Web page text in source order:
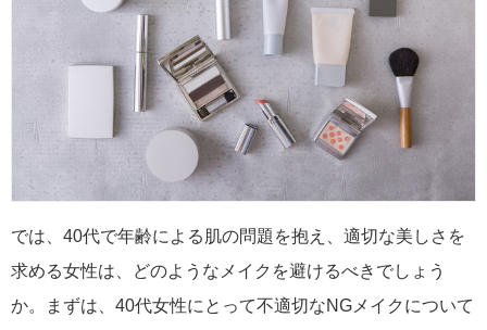
では、40代で年齢による肌の問題を抱え、適切な美しさを
求める女性は、どのようなメイクを避けるべきでしょう
か。まずは、40代女性にとって不適切なNGメイクについて